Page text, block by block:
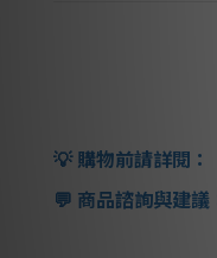
💡 購物前請詳閱：
💬 商品諮詢與建